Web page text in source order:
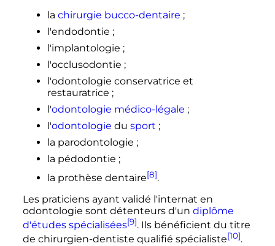
la chirurgie bucco-dentaire ;
l'endodontie ;
l'implantologie ;
l'occlusodontie ;
l'odontologie conservatrice et
restauratrice ;
l'odontologie médico-légale ;
l'odontologie du sport ;
la parodontologie ;
la pédodontie ;
la prothèse dentaire[8].
Les praticiens ayant validé l'internat en
odontologie sont détenteurs d'un diplôme
d'études spécialisées[9]. Ils bénéficient du titre
de chirurgien-dentiste qualifié spécialiste[10].